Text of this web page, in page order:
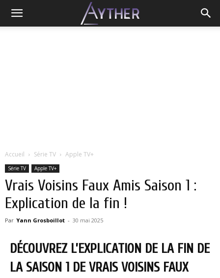
Accueil Série TV Apple TV+
Série TV Apple TV+
Vrais Voisins Faux Amis Saison 1 :
Explication de la fin !
Par Yann Grosboillot - 30 mai 2025
DÉCOUVREZ L’EXPLICATION DE LA FIN DE
LA SAISON 1 DE VRAIS VOISINS FAUX